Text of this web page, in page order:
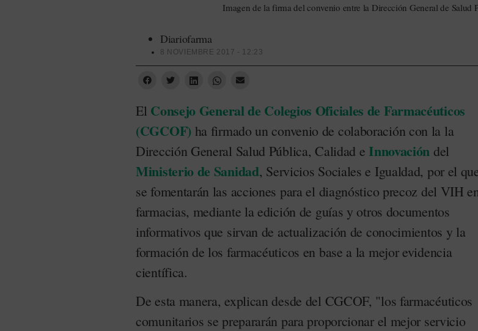
Imagen de la firma del convenio entre la Dirección General de
Diariofarma
8 NOVIEMBRE 2017 - 12:23
El Consejo General de Colegios Oficiales de Farmacéuticos
(CGCOF) ha firmado un convenio de colaboración con la la
Dirección General Salud Pública, Calidad eInnovación del
Ministerio de Sanidad, Servicios Sociales e Igualdad, por el
se fomentarán las acciones para el diagnóstico precoz del VIH en
farmacias, mediante la edición de guías y otros documentos
informativos que sirvan de actualización de conocimientos y la
formación de los farmacéuticos en base a la mejor evidencia
científica.
De esta manera, explican desde del CGCOF, "los farmacéuticos
comunitarios se prepararán para proporcionar el mejor servicio